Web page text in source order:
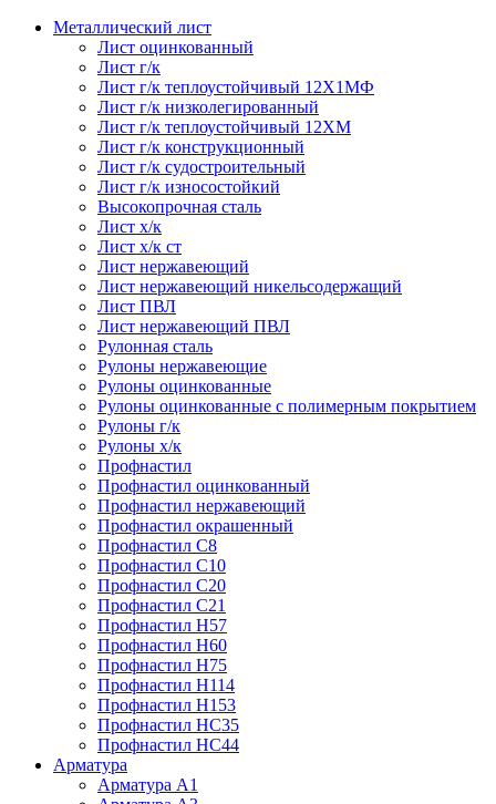
Металлический лист
Лист оцинкованный
Лист г/к
Лист г/к теплоустойчивый 12Х1МФ
Лист г/к низколегированный
Лист г/к теплоустойчивый 12ХМ
Лист г/к конструкционный
Лист г/к судостроительный
Лист г/к износостойкий
Высокопрочная сталь
Лист х/к
Лист х/к ст
Лист нержавеющий
Лист нержавеющий никельсодержащий
Лист ПВЛ
Лист нержавеющий ПВЛ
Рулонная сталь
Рулоны нержавеющие
Рулоны оцинкованные
Рулоны оцинкованные с полимерным покрытием
Рулоны г/к
Рулоны х/к
Профнастил
Профнастил оцинкованный
Профнастил нержавеющий
Профнастил окрашенный
Профнастил С8
Профнастил С10
Профнастил С20
Профнастил С21
Профнастил Н57
Профнастил Н60
Профнастил Н75
Профнастил Н114
Профнастил Н153
Профнастил НС35
Профнастил НС44
Арматура
Арматура А1